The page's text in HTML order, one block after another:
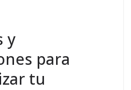
y
para
tu